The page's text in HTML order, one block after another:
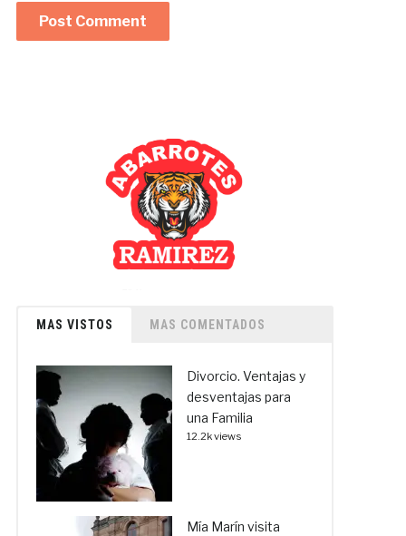
MAS VISTOS MAS COMENTADOS
Divorcio. Ventajas y
desventajas para
una Familia
12.2k views
Mía Marín visita